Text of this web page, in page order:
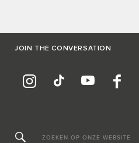
JOIN THE CONVERSATION
ZOEKEN OP ONZE WEBSITE